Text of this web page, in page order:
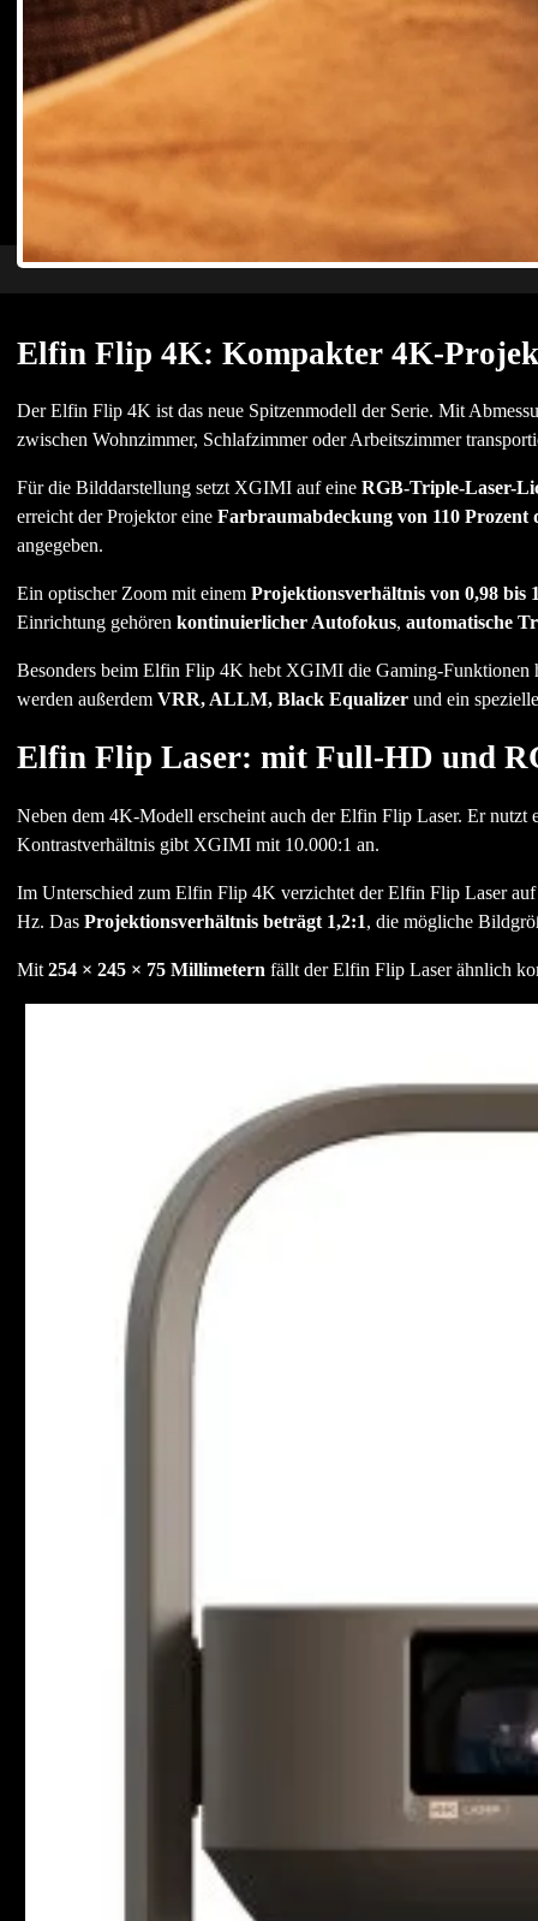
Elfin Flip 4K: Kompakter 4K-
Der Elfin Flip 4K ist das neue Spitzenmodell der Serie. Mit
zwischen Wohnzimmer, Schlafzimmer oder Arbeitszimmer
Für die Bilddarstellung setzt XGIMI auf eine RGB-Triple-Laser-
erreicht der Projektor eine Farbraumabdeckung von 110 Prozent
angegeben.
Ein optischer Zoom mit einem Projektionsverhältnis von 0,98 bis
Einrichtung gehören kontinuierlicher Autofokus, automatische
Besonders beim Elfin Flip 4K hebt XGIMI die Gaming-Funktionen
werden außerdem VRR, ALLM, Black Equalizerund ein
Elfin Flip Laser: mit Full-HD und
Neben dem 4K-Modell erscheint auch der Elfin Flip Laser. Er nutzt
Kontrastverhältnis gibt XGIMI mit 10.000:1 an.
Im Unterschied zum Elfin Flip 4K verzichtet der Elfin Flip Laser
Hz. Das Projektionsverhältnis beträgt 1,2:1, die mögliche
Mit 254 × 245 × 75 Millimetern fällt der Elfin Flip Laser ähnlich